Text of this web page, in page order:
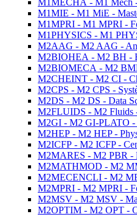
M1MECHA - M1 Mech
M1MIE - M1 MiE -
M1MPRI - M1 MPRI -
M1PHYSICS - M1
M2AAG - M2 AAG -
M2BIOHEA - M2 BH -
M2BIOMECA - M2
M2CHEINT - M2 CI -
M2CPS - M2 CPS -
M2DS - M2 DS - Data
M2FLUIDS - M2 Fluids
M2GI - M2 GI-PLATO -
M2HEP - M2 HEP -
M2ICFP - M2 ICFP -
M2MARES - M2 PBR -
M2MATHMOD - M2
M2MECENCLI - M2
M2MPRI - M2 MPRI -
M2MSV - M2 MSV -
M2OPTIM - M2 OPT -